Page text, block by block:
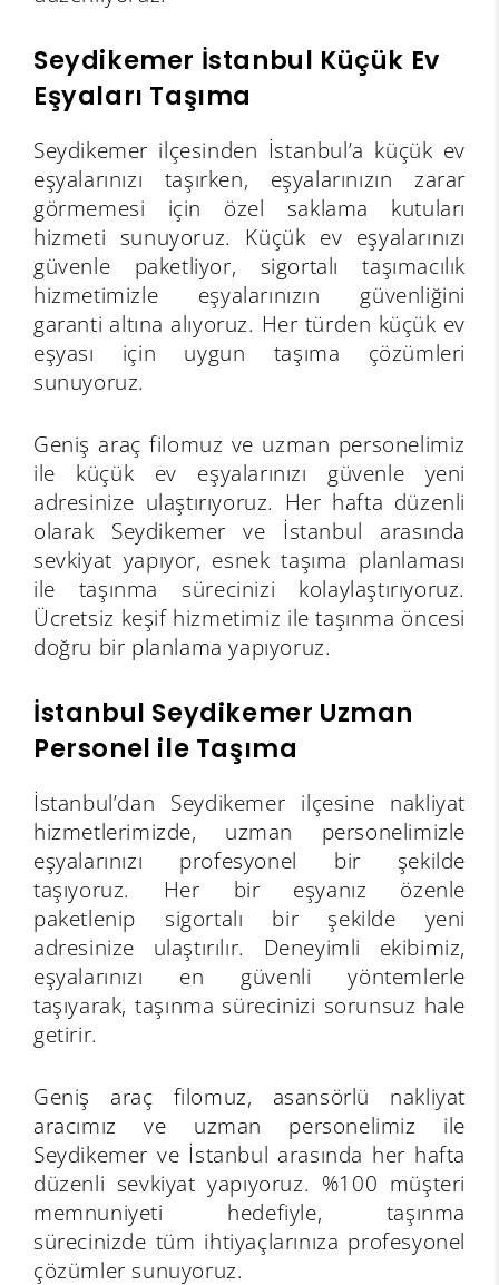
Seydikemer İstanbul Küçük Ev
Eşyaları Taşıma
Seydikemer ilçesinden İstanbul’a küçük ev
eşyalarınızı taşırken, eşyalarınızın zarar
görmemesi için özel saklama kutuları
hizmeti sunuyoruz. Küçük ev eşyalarınızı
güvenle paketliyor, sigortalı taşımacılık
hizmetimizle eşyalarınızın güvenliğini
garanti altına alıyoruz. Her türden küçük ev
eşyası için uygun taşıma çözümleri
sunuyoruz.
Geniş araç filomuz ve uzman personelimiz
ile küçük ev eşyalarınızı güvenle yeni
adresinize ulaştırıyoruz. Her hafta düzenli
olarak Seydikemer ve İstanbul arasında
sevkiyat yapıyor, esnek taşıma planlaması
ile taşınma sürecinizi kolaylaştırıyoruz.
Ücretsiz keşif hizmetimiz ile taşınma öncesi
doğru bir planlama yapıyoruz.
İstanbul Seydikemer Uzman
Personel ile Taşıma
İstanbul’dan Seydikemer ilçesine nakliyat
hizmetlerimizde, uzman personelimizle
eşyalarınızı profesyonel bir şekilde
taşıyoruz. Her bir eşyanız özenle
paketlenip sigortalı bir şekilde yeni
adresinize ulaştırılır. Deneyimli ekibimiz,
eşyalarınızı en güvenli yöntemlerle
taşıyarak, taşınma sürecinizi sorunsuz hale
getirir.
Geniş araç filomuz, asansörlü nakliyat
aracımız ve uzman personelimiz ile
Seydikemer ve İstanbul arasında her hafta
düzenli sevkiyat yapıyoruz. %100 müşteri
memnuniyeti hedefiyle, taşınma
sürecinizde tüm ihtiyaçlarınıza profesyonel
çözümler sunuyoruz.